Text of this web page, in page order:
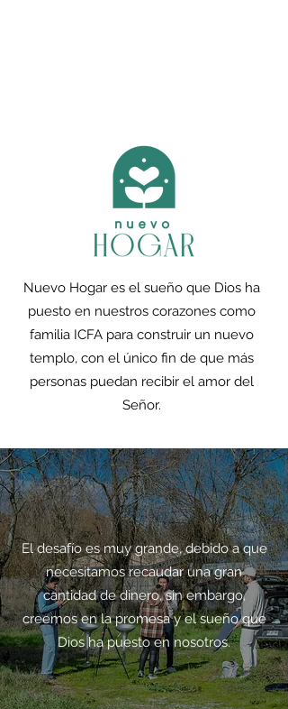
Nuevo Hogar es el sueño que Dios ha
puesto en nuestros corazones como
familia ICFA para construir un nuevo
templo, con el único fin de que más
personas puedan recibir el amor del
Señor.
El desafío es muy grande, debido a que
necesitamos recaudar una gran
cantidad de dinero, sin embargo,
creemos en la promesa y el sueño que
Dios ha puesto en nosotros.